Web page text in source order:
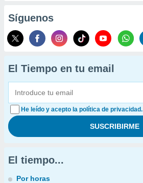
Síguenos
El Tiempo en tu email
He leído y acepto la política de privacidad.
El tiempo...
Por horas